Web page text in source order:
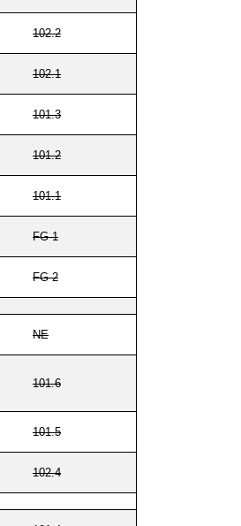
102.2
102.1
101.3
101.2
101.1
FG-1
FG-2
NE
101.6
101.5
102.4